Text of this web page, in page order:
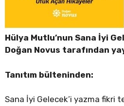
Hülya Mutlu’nun Sana İyi
Doğan Novus tarafından
Tanıtım bülteninden:
Sana İyi Gelecek’i yazma fikri